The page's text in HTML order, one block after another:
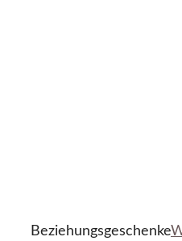
Beziehungsgeschenke